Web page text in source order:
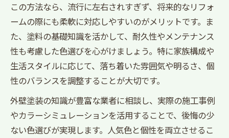
この方法なら、流行に左右されすぎず、将来的なリフォ
ームの際にも柔軟に対応しやすいのがメリットです。ま
た、塗料の基礎知識を活かして、耐久性やメンテナンス
性も考慮した色選びを心がけましょう。特に家族構成や
生活スタイルに応じて、落ち着いた雰囲気や明るさ、個
性のバランスを調整することが大切です。
外壁塗装の知識が豊富な業者に相談し、実際の施工事例
やカラーシミュレーションを活用することで、後悔の少
ない色選びが実現します。人気色と個性を両立させるこ